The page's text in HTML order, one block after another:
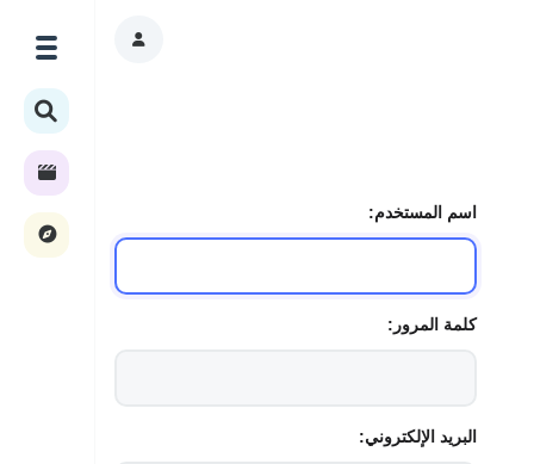
اسم المستخدم:
كلمة المرور:
البريد الإلكتروني: